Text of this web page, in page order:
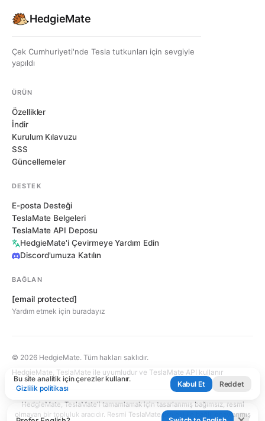
Bu site analitik için çerezler kullanır.
Gizlilik politikası
Kabul Et Reddet
HedgieMate
Çek Cumhuriyeti'nde Tesla tutkunları için sevgiyle
yapıldı
ÜRÜN
Özellikler
İndir
Kurulum Kılavuzu
SSS
Güncellemeler
DESTEK
E-posta Desteği
TeslaMate Belgeleri
TeslaMate API Deposu
HedgieMate'i Çevirmeye Yardım Edin
Discord'umuza Katılın
BAĞLAN
[email protected]
Yardım etmek için buradayız
© 2026 HedgieMate. Tüm hakları saklıdır.
HedgieMate, TeslaMate ile uyumludur ve TeslaMate API kullanır
HedgieMate, TeslaMate'i tamamlamak için tasarlanmış bağımsız, resmi
olmayan bir topluluk aracıdır. Resmi TeslaMate projesi ile bağlı, onaylanmış